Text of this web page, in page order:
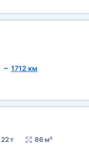
~ 1712 км
22 т 86 м³